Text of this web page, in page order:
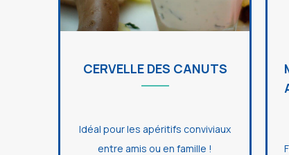
CERVELLE DES CANUTS
Idéal pour les apéritifs conviviaux
entre amis ou en famille !